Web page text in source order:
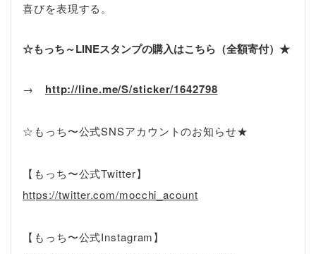
喜びを表現する。
☆もっち～LINEスタンプの購入はこちら（全額寄付）★
→ http://line.me/S/sticker/1642798
☆もっち〜公式SNSアカウントのお知らせ★
【もっち〜公式Twitter】
https://twitter.com/mocchi_acount
【もっち〜公式Instagram】